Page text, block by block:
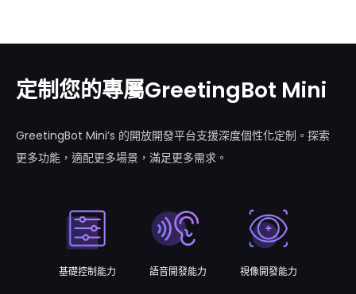
定制您的專屬GreetingBot Mini
GreetingBot Mini’s 的開放開發平台支援深度個性化定制。探索
更多功能，適配更多場景，滿足更多需求。
基礎控制能力 語音開發能力 視像開發能力